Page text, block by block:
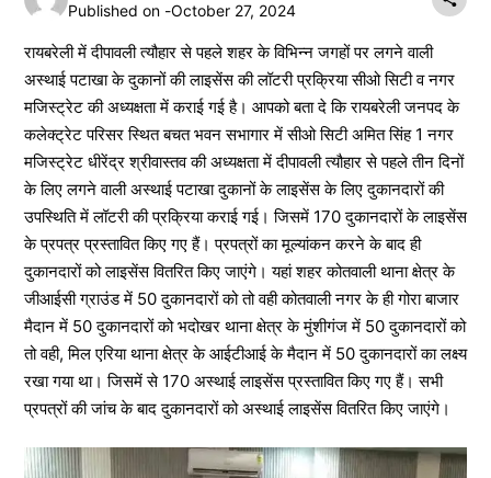
Published on -October 27, 2024
रायबरेली में दीपावली त्यौहार से पहले शहर के विभिन्न जगहों पर लगने वाली
अस्थाई पटाखा के दुकानों की लाइसेंस की लॉटरी प्रक्रिया सीओ सिटी व नगर
मजिस्ट्रेट की अध्यक्षता में कराई गई है। आपको बता दे कि रायबरेली जनपद के
कलेक्ट्रेट परिसर स्थित बचत भवन सभागार में सीओ सिटी अमित सिंह 1 नगर
मजिस्ट्रेट धीरेंद्र श्रीवास्तव की अध्यक्षता में दीपावली त्यौहार से पहले तीन दिनों
के लिए लगने वाली अस्थाई पटाखा दुकानों के लाइसेंस के लिए दुकानदारों की
उपस्थिति में लॉटरी की प्रक्रिया कराई गई। जिसमें 170 दुकानदारों के लाइसेंस
के प्रपत्र प्रस्तावित किए गए हैं। प्रपत्रों का मूल्यांकन करने के बाद ही
दुकानदारों को लाइसेंस वितरित किए जाएंगे। यहां शहर कोतवाली थाना क्षेत्र के
जीआईसी ग्राउंड में 50 दुकानदारों को तो वही कोतवाली नगर के ही गोरा बाजार
मैदान में 50 दुकानदारों को भदोखर थाना क्षेत्र के मुंशीगंज में 50 दुकानदारों को
तो वही, मिल एरिया थाना क्षेत्र के आईटीआई के मैदान में 50 दुकानदारों का लक्ष्य
रखा गया था। जिसमें से 170 अस्थाई लाइसेंस प्रस्तावित किए गए हैं। सभी
प्रपत्रों की जांच के बाद दुकानदारों को अस्थाई लाइसेंस वितरित किए जाएंगे।